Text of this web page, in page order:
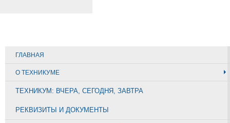
ГЛАВНАЯ
О ТЕХНИКУМЕ
ТЕХНИКУМ: ВЧЕРА, СЕГОДНЯ, ЗАВТРА
РЕКВИЗИТЫ И ДОКУМЕНТЫ